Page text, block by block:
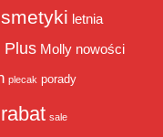
letnia
Plus Molly nowości
plecak porady
rabat sale